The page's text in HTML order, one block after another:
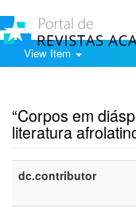
View Item
“Corpos em
literatura
dc.contributor